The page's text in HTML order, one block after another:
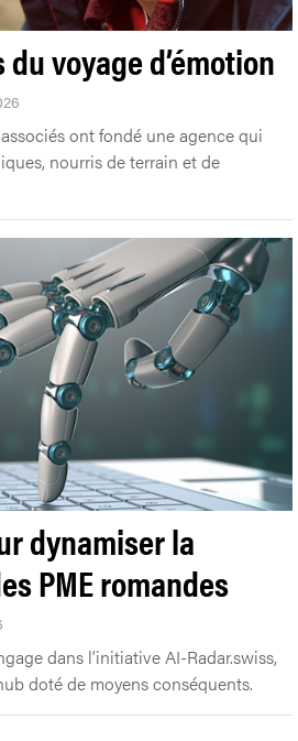
voyage d’émotion
ont fondé une agence qui
nourris de terrain et de
dynamiser la
PME romandes
dans l’initiative AI-Radar.swiss,
doté de moyens conséquents.